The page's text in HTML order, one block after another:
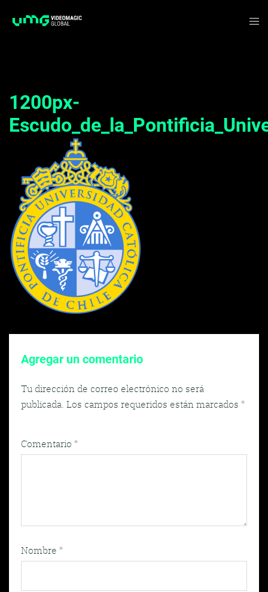
1200px-
Agregar un comentario
Tu dirección de correo electrónico no será
publicada. Los campos requeridos están marcados *
Comentario *
Nombre *